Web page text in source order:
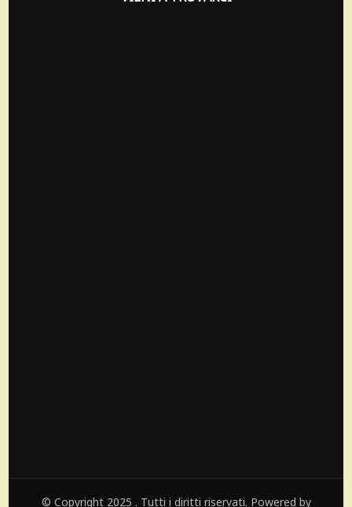
© Copyright 2025 . Tutti i diritti riservati. Powered by